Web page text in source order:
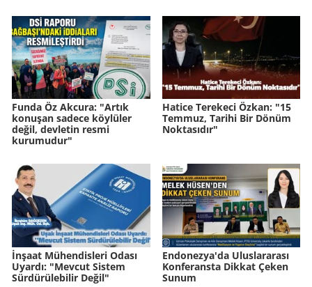
Funda Öz Akcura: "Artık
konuşan sadece köylüler
değil, devletin resmi
kurumudur"
Hatice Terekeci Özkan: "15
Temmuz, Tarihi Bir Dönüm
Noktasıdır"
İnşaat Mühendisleri Odası
Uyardı: "Mevcut Sistem
Sürdürülebilir Değil"
Endonezya'da Uluslararası
Konferansta Dikkat Çeken
Sunum